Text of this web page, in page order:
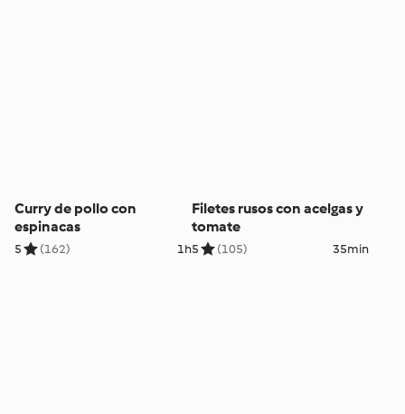
Curry de pollo con
espinacas
5 (162) 1h
Filetes rusos con acelgas y
tomate
5 (105) 35min